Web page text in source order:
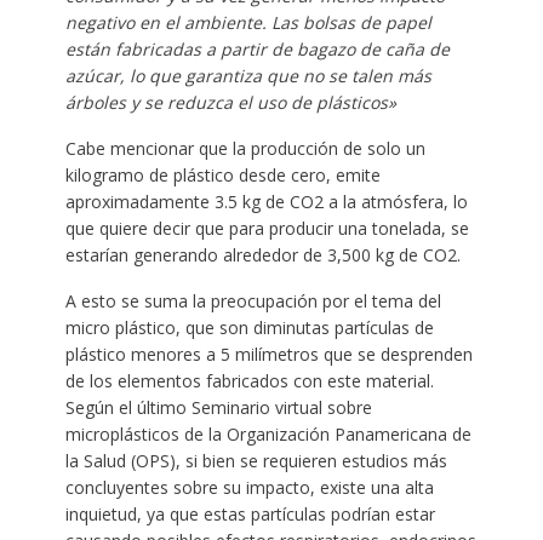
negativo en el ambiente. Las bolsas de papel
están fabricadas a partir de bagazo de caña de
azúcar, lo que garantiza que no se talen más
árboles y se reduzca el uso de plásticos»
Cabe mencionar que la producción de solo un
kilogramo de plástico desde cero, emite
aproximadamente 3.5 kg de CO2 a la atmósfera, lo
que quiere decir que para producir una tonelada, se
estarían generando alrededor de 3,500 kg de CO2.
A esto se suma la preocupación por el tema del
micro plástico, que son diminutas partículas de
plástico menores a 5 milímetros que se desprenden
de los elementos fabricados con este material.
Según el último Seminario virtual sobre
microplásticos de la Organización Panamericana de
la Salud (OPS), si bien se requieren estudios más
concluyentes sobre su impacto, existe una alta
inquietud, ya que estas partículas podrían estar